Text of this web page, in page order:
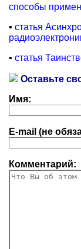
способы
▪ статья
▪ статья
Оставьте
Имя:
E-mail (не
Комментарий: